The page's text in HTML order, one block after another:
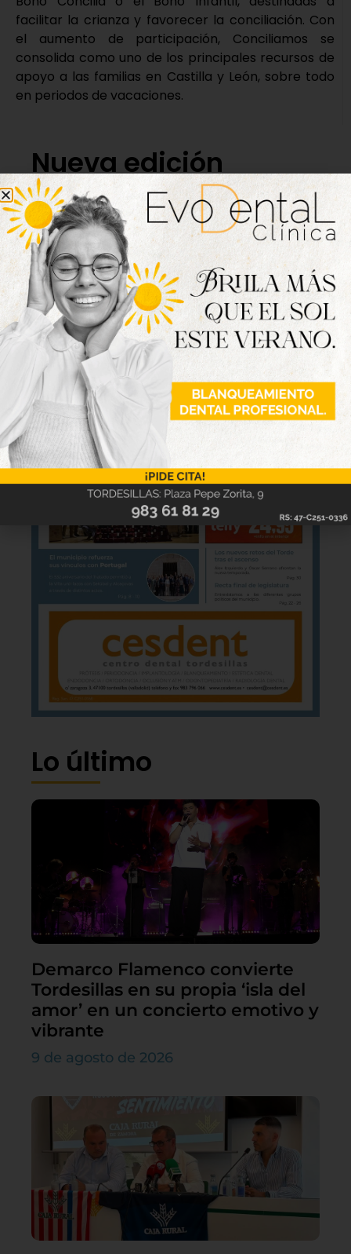
facilitar la crianza y favorecer la conciliación. Con
el aumento de participación, Conciliamos se
consolida como uno de los principales recursos de
apoyo a las familias en Castilla y León, sobre todo
en periodos de vacaciones.
Nueva edición
disponible
Hazte ya con la trigésimo séptima edición de
la revista Tordesillas al día. Haz clic sobre la
imagen para verla online.
Lo último
Demarco Flamenco convierte
Tordesillas en su propia ‘isla del
amor’ en un concierto emotivo y
vibrante
9 de agosto de 2026